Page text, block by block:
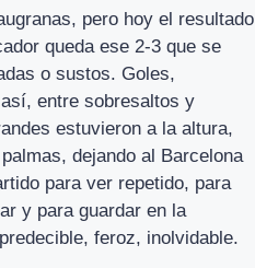
pero hoy el resultado
queda ese 2-3 que se
o sustos. Goles,
entre sobresaltos y
estuvieron a la altura,
dejando al Barcelona
para ver repetido, para
y para guardar en la
feroz, inolvidable.